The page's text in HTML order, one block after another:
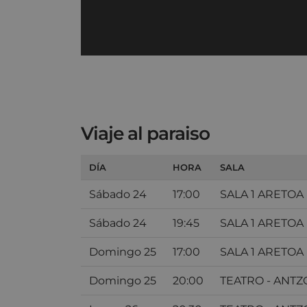
Viaje al paraiso
DÍA HORA SALA
Sábado 24 17:00 SALA 1 ARETOA
Sábado 24 19:45 SALA 1 ARETOA
Domingo 25 17:00 SALA 1 ARETOA
Domingo 25 20:00 TEATRO -